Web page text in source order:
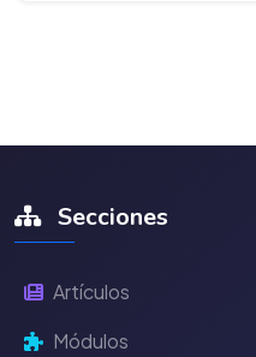
Secciones
Artículos
Módulos